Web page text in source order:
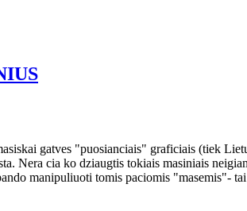
gatves "puosianciais" graficiais (tiek
Nera cia ko dziaugtis tokiais masiniais
manipuliuoti tomis paciomis "masemis"-